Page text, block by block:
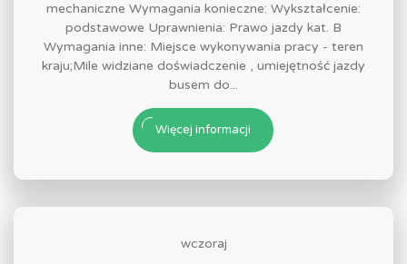
mechaniczne Wymagania konieczne: Wykształcenie:
podstawowe Uprawnienia: Prawo jazdy kat. B
Wymagania inne: Miejsce wykonywania pracy - teren
kraju;Mile widziane doświadczenie , umiejętność jazdy
busem do...
Więcej informacji
wczoraj